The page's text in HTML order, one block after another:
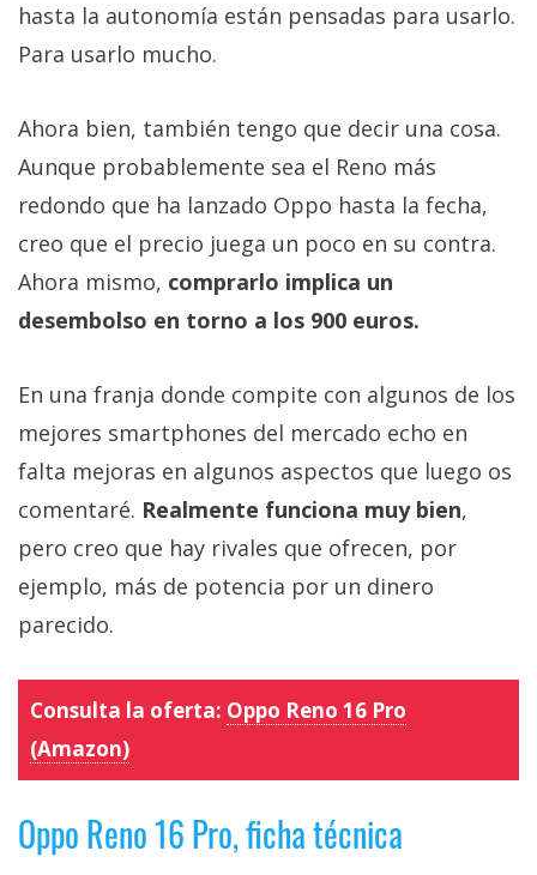
hasta la autonomía están pensadas para usarlo.
Para usarlo mucho.
Ahora bien, también tengo que decir una cosa.
Aunque probablemente sea el Reno más
redondo que ha lanzado Oppo hasta la fecha,
creo que el precio juega un poco en su contra.
Ahora mismo, comprarlo implica un
desembolso en torno a los 900 euros.
En una franja donde compite con algunos de los
mejores smartphones del mercado echo en
falta mejoras en algunos aspectos que luego os
comentaré. Realmente funciona muy bien,
pero creo que hay rivales que ofrecen, por
ejemplo, más de potencia por un dinero
parecido.
Consulta la oferta: Oppo Reno 16 Pro
(Amazon)
Oppo Reno 16 Pro, ficha técnica